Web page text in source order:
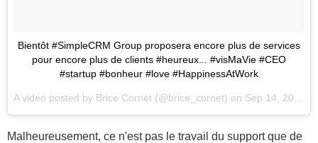
Bientôt #SimpleCRM Group proposera encore plus de services
pour encore plus de clients #heureux... #visMaVie #CEO
#startup #bonheur #love #HappinessAtWork
A video posted by Brice Cornet (@brice_cornet) on Sep 14, 2015 at 8:03am PDT
Malheureusement, ce n'est pas le travail du support que de